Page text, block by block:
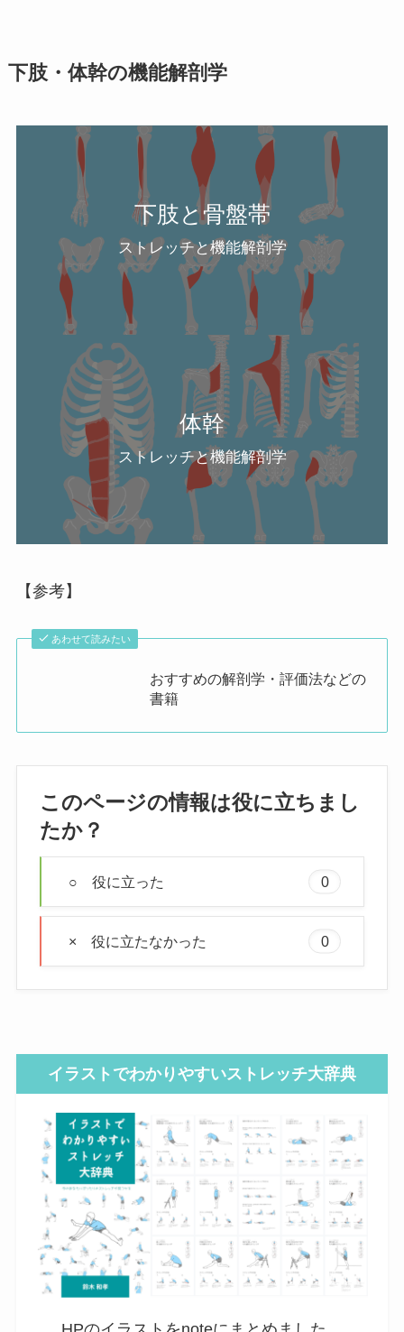
下肢・体幹の機能解剖学
下肢と骨盤帯
ストレッチと機能解剖学
体幹
ストレッチと機能解剖学
【参考】
あわせて読みたい
おすすめの解剖学・評価法などの
書籍
このページの情報は役に立ちまし
たか？
○ 役に立った 0
× 役に立たなかった 0
イラストでわかりやすいストレッチ大辞典